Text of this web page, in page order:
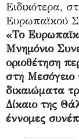
Ειδικότερα,
Ευρωπαϊκού
«Το
Μνημόνιο
οριοθέτηση
στη Μεσόγειο
δικαιώματα
Δίκαιο της
έννομες